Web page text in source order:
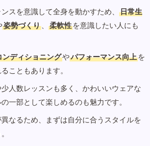
スを意識して全身を動かすため、
日常生
姿勢づくり 、 柔軟性 を意識したい人にも
ディショニングやパフォーマンス向上 を
こともあります。
人数レッスンも多く、かわいいウェアな
一部として楽しめるのも魅力です。
なるため、まずは自分に合うスタイルを